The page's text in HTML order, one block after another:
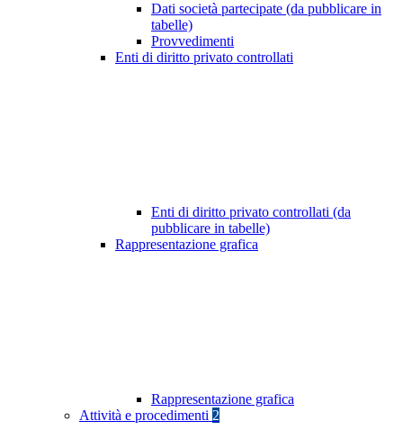
Dati società partecipate (da pubblicare in
tabelle)
Provvedimenti
Enti di diritto privato controllati
Enti di diritto privato controllati (da
pubblicare in tabelle)
Rappresentazione grafica
Rappresentazione grafica
Attività e procedimenti 2